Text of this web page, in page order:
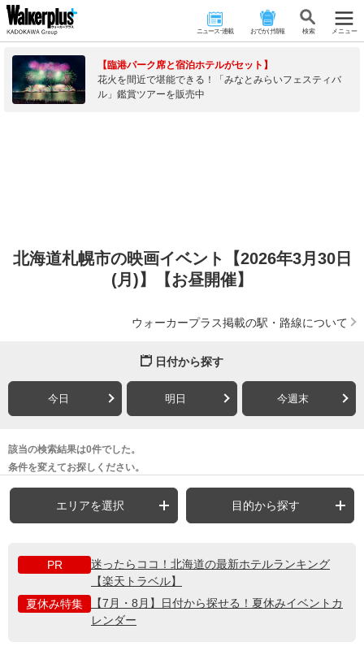
ニュース･連載 おでかけ情報 検 索 メニュー
【臨港パーク席と宿泊ホテルがセット】
花火を間近で堪能できる！「みなとみらいフェスティバ
ル」鑑賞ツアーを販売中
北海道札幌市の映画イベント【2026年3月30日
(月)】【お昼開催】
ウォーカープラス掲載の駅・路線について
日付から探す
今日 明日 今週末
該当の検索結果は0件でした。
条件を変えてお探しください。
エリアを選択 目的から探す
PR
迷ったらココ！北海道の最新ホテルランキング
【楽天トラベル】
夏休み特集
【7月・8月】日付から探せる！夏休みイベントカ
レンダー